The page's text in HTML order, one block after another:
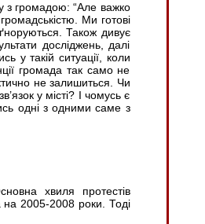
з громадою: “Але важко
Ми готові
Також дивує
досліджень, далі
у такій ситуації, коли
громада так само не
не залишиться. Чи
у місті? І чомусь є
одні з одними саме з
хвиля протестів
на 2005-2008 роки. Тоді